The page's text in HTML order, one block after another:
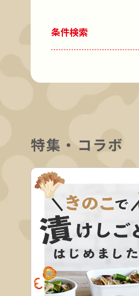
条件検索
特集・コラボ